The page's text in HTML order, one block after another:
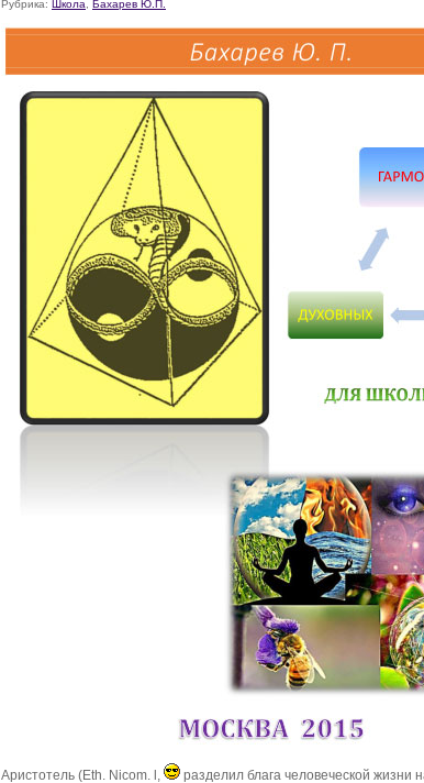
Рубрика: Школа, Бахарев Ю.П.
Аристотель (Eth. Nicom. l,
разделил блага человеческой жизни